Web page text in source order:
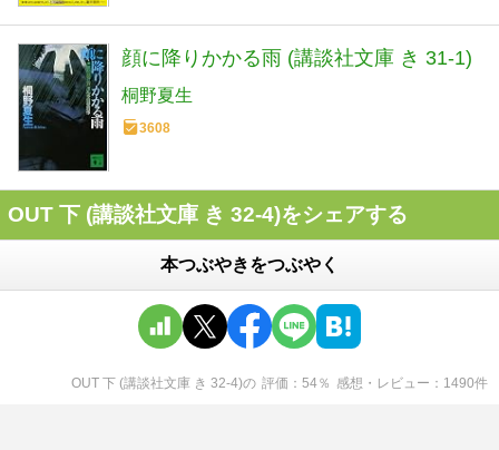
顔に降りかかる雨 (講談社文庫 き 31-1)
桐野夏生
3608
OUT 下 (講談社文庫 き 32-4)をシェアする
本つぶやきをつぶやく
OUT 下 (講談社文庫 き 32-4)の 評価 54％ 感想・レビュー 1490件